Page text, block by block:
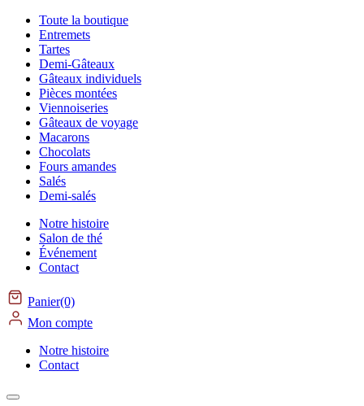
Toute la boutique
Entremets
Tartes
Demi-Gâteaux
Gâteaux individuels
Pièces montées
Viennoiseries
Gâteaux de voyage
Macarons
Chocolats
Fours amandes
Salés
Demi-salés
Notre histoire
Salon de thé
Événement
Contact
Panier(0)
Mon compte
Notre histoire
Contact